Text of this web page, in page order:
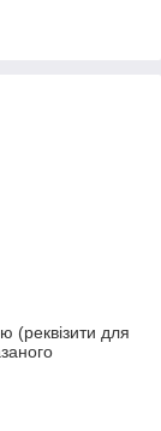
(реквізити для